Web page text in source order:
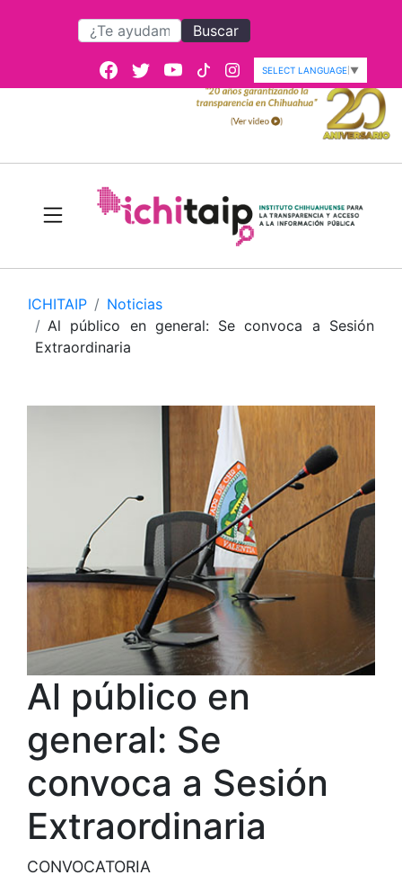
Buscar
SELECT LANGUAGE ▼
ICHITAIP
Noticias
Al público en general: Se convoca a Sesión
Extraordinaria
Al público en
general: Se
convoca a Sesión
Extraordinaria
CONVOCATORIA